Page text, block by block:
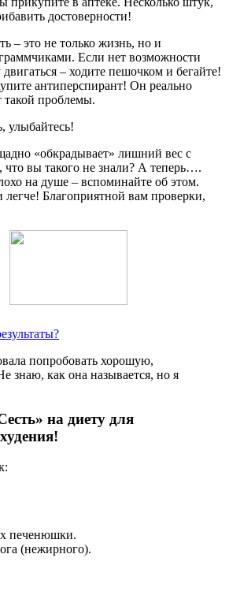
достоверности!
– это не только жизнь, но и
Если нет возможности
– ходите пешочком и бегайте!
антиперспирант! Он реально
такой проблемы.
улыбайтесь!
«обкрадывает» лишний вес с
вы такого не знали? А теперь….
на душе – вспоминайте об этом.
легче! Благоприятной вам проверки,
попробовать хорошую,
знаю, как она называется, но я
на диету для
печенюшки.
(нежирного).